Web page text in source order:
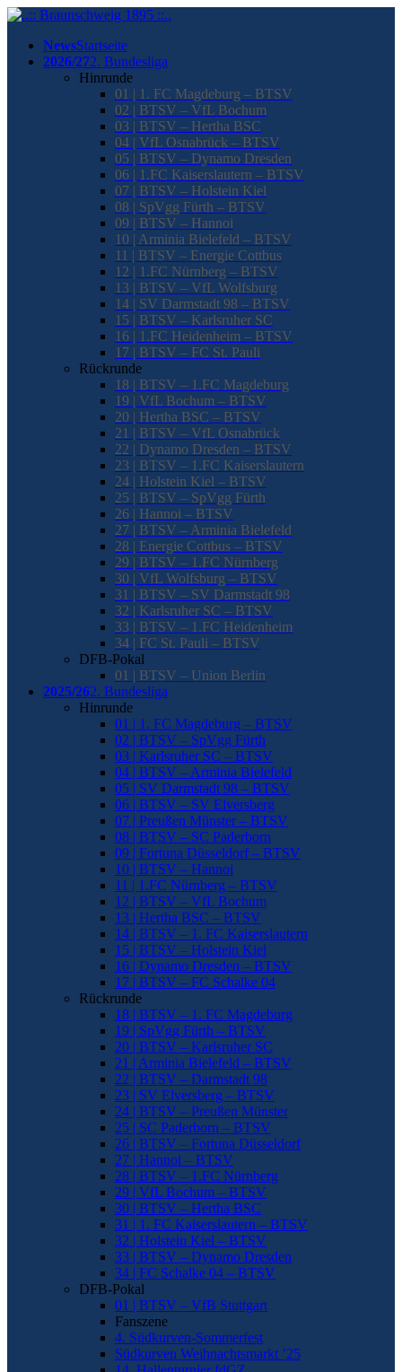
NewsStartseite
2026/272. Bundesliga
Hinrunde
01 | 1. FC Magdeburg – BTSV
02 | BTSV – VfL Bochum
03 | BTSV – Hertha BSC
04 | VfL Osnabrück – BTSV
05 | BTSV – Dynamo Dresden
06 | 1.FC Kaiserslautern – BTSV
07 | BTSV – Holstein Kiel
08 | SpVgg Fürth – BTSV
09 | BTSV – Hannoi
10 | Arminia Bielefeld – BTSV
11 | BTSV – Energie Cottbus
12 | 1.FC Nürnberg – BTSV
13 | BTSV – VfL Wolfsburg
14 | SV Darmstadt 98 – BTSV
15 | BTSV – Karlsruher SC
16 | 1.FC Heidenheim – BTSV
17 | BTSV – FC St. Pauli
Rückrunde
18 | BTSV – 1.FC Magdeburg
19 | VfL Bochum – BTSV
20 | Hertha BSC – BTSV
21 | BTSV – VfL Osnabrück
22 | Dynamo Dresden – BTSV
23 | BTSV – 1.FC Kaiserslautern
24 | Holstein Kiel – BTSV
25 | BTSV – SpVgg Fürth
26 | Hannoi – BTSV
27 | BTSV – Arminia Bielefeld
28 | Energie Cottbus – BTSV
29 | BTSV – 1.FC Nürnberg
30 | VfL Wolfsburg – BTSV
31 | BTSV – SV Darmstadt 98
32 | Karlsruher SC – BTSV
33 | BTSV – 1.FC Heidenheim
34 | FC St. Pauli – BTSV
DFB-Pokal
01 | BTSV – Union Berlin
2025/262. Bundesliga
Hinrunde
01 | 1. FC Magdeburg – BTSV
02 | BTSV – SpVgg Fürth
03 | Karlsruher SC – BTSV
04 | BTSV – Arminia Bielefeld
05 | SV Darmstadt 98 – BTSV
06 | BTSV – SV Elversberg
07 | Preußen Münster – BTSV
08 | BTSV – SC Paderborn
09 | Fortuna Düsseldorf – BTSV
10 | BTSV – Hannoi
11 | 1.FC Nürnberg – BTSV
12 | BTSV – VfL Bochum
13 | Hertha BSC – BTSV
14 | BTSV – 1. FC Kaiserslautern
15 | BTSV – Holstein Kiel
16 | Dynamo Dresden – BTSV
17 | BTSV – FC Schalke 04
Rückrunde
18 | BTSV – 1. FC Magdeburg
19 | SpVgg Fürth – BTSV
20 | BTSV – Karlsruher SC
21 | Arminia Bielefeld – BTSV
22 | BTSV – Darmstadt 98
23 | SV Elversberg – BTSV
24 | BTSV – Preußen Münster
25 | SC Paderborn – BTSV
26 | BTSV – Fortuna Düsseldorf
27 | Hannoi – BTSV
28 | BTSV – 1.FC Nürnberg
29 | VfL Bochum – BTSV
30 | BTSV – Hertha BSC
31 | 1. FC Kaiserslautern – BTSV
32 | Holstein Kiel – BTSV
33 | BTSV – Dynamo Dresden
34 | FC Schalke 04 – BTSV
DFB-Pokal
01 | BTSV – VfB Stuttgart
Fanszene
4. Südkurven-Sommerfest
Südkurven Weihnachtsmarkt ’25